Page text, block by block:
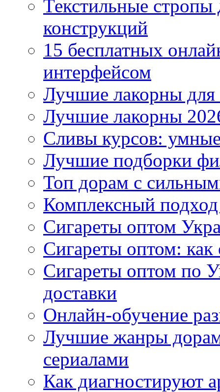
Текстильные
конструкций
15 бесплатных
интерфейсом
Лучшие лакорны для
Лучшие лакорны
Сливы курсов:
Лучшие подборки
Топ дорам с
Комплексный
Сигареты оптом
Сигареты оптом: как
Сигареты оптом по
доставки
Онлайн-обучение
Лучшие жанры дорам
сериалами
Как диагностируют